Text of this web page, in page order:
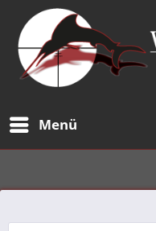
Menü